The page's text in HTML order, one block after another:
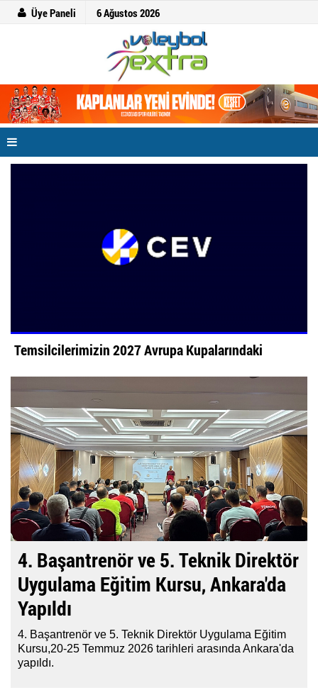
Üye Paneli 6 Ağustos 2026
Temsilcilerimizin 2027 Avrupa Kupalarındaki
4. Başantrenör ve 5. Teknik Direktör
Uygulama Eğitim Kursu, Ankara'da
Yapıldı
4. Başantrenör ve 5. Teknik Direktör Uygulama Eğitim
Kursu,20-25 Temmuz 2026 tarihleri arasında Ankara'da
yapıldı.